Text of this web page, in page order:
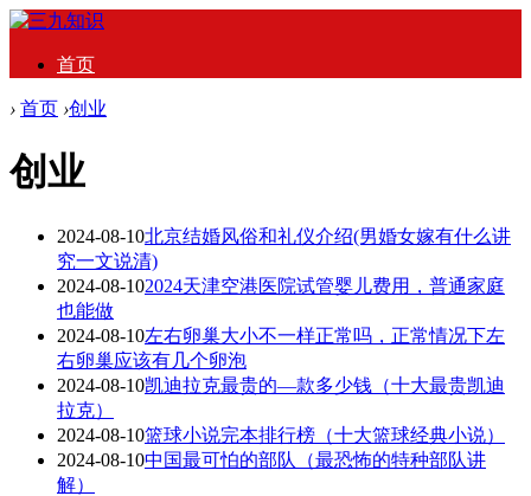
首页
› 首页 ›创业
创业
2024-08-10北京结婚风俗和礼仪介绍(男婚女嫁有什么讲
究一文说清)
2024-08-102024天津空港医院试管婴儿费用，普通家庭
也能做
2024-08-10左右卵巢大小不一样正常吗，正常情况下左
右卵巢应该有几个卵泡
2024-08-10凯迪拉克最贵的—款多少钱（十大最贵凯迪
拉克）
2024-08-10篮球小说完本排行榜（十大篮球经典小说）
2024-08-10中国最可怕的部队（最恐怖的特种部队讲
解）